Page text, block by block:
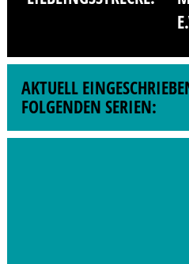
AKTUELL
FOLGENDEN SERIEN: